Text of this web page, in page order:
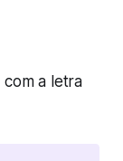
com a letra